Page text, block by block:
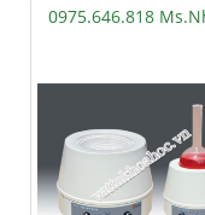
0975.646.818